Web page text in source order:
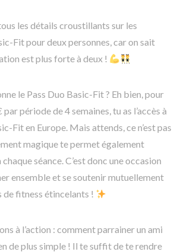
les détails croustillants sur les
Fit pour deux personnes, car on sait
est plus forte à deux !
le Pass Duo Basic-Fit ? Eh bien, pour
période de 4 semaines, tu as l’accès à
Fit en Europe. Mais attends, ce n’est pas
magique te permet également
chaque séance. C’est donc une occasion
ensemble et se soutenir mutuellement
fitness étincelants !
à l’action : comment parrainer un ami
de plus simple ! Il te suffit de te rendre